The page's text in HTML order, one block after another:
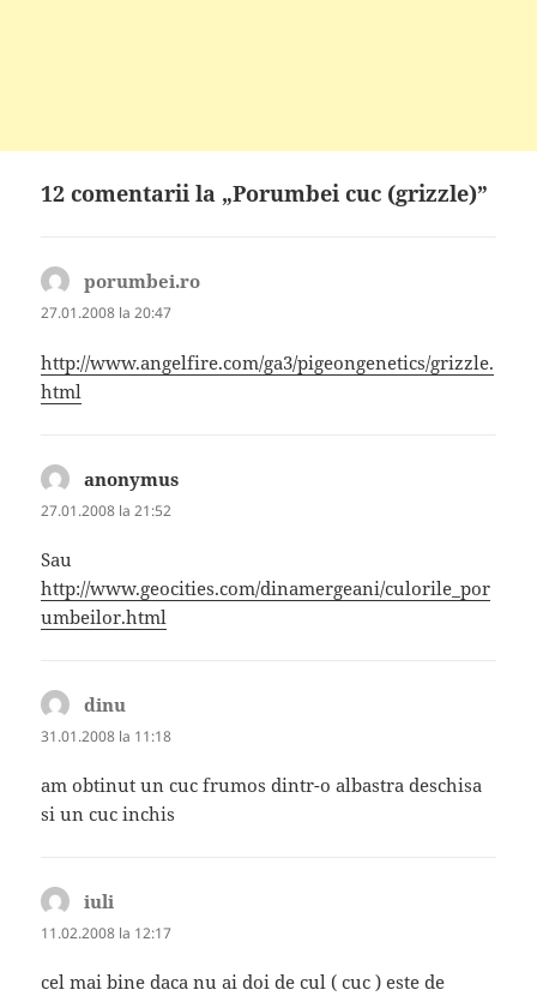
12 comentarii la „Porumbei cuc (grizzle)”
porumbei.ro
27.01.2008 la 20:47
http://www.angelfire.com/ga3/pigeongenetics/grizzle.
html
anonymus
27.01.2008 la 21:52
Sau
http://www.geocities.com/dinamergeani/culorile_por
umbeilor.html
dinu
31.01.2008 la 11:18
am obtinut un cuc frumos dintr-o albastra deschisa
si un cuc inchis
iuli
11.02.2008 la 12:17
cel mai bine daca nu ai doi de cul ( cuc ) este de